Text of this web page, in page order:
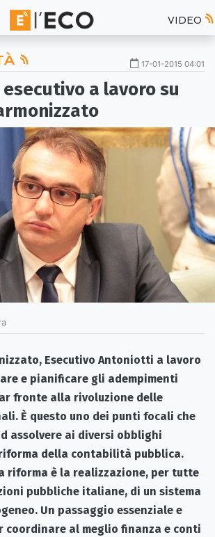
VIDEO
17-01-2015 04:01
esecutivo a lavoro su
Esecutivo Antoniotti a lavoro
e pianificare gli adempimenti
fronte alla rivoluzione delle
È questo uno dei punti focali che
assolvere ai diversi obblighi
della contabilità pubblica.
riforma è la realizzazione, per tutte
pubbliche italiane, di un sistema
Un passaggio essenziale e
coordinare al meglio finanza e conti